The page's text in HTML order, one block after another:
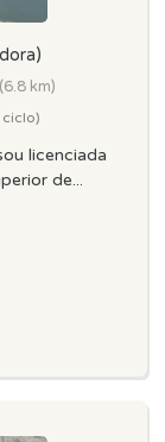
(6.8 km)
ciclo)
licenciada
de...